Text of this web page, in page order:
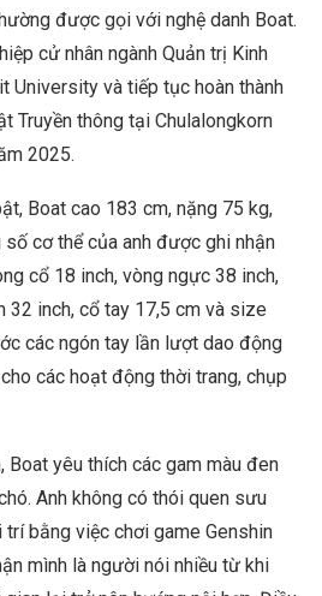
được gọi với nghệ danh Boat.
cử nhân ngành Quản trị Kinh
University và tiếp tục hoàn thành
Truyền thông tại Chulalongkorn
2025.
Boat cao 183 cm, nặng 75 kg,
số cơ thể của anh được ghi nhận
cổ 18 inch, vòng ngực 38 inch,
inch, cổ tay 17,5 cm và size
các ngón tay lần lượt dao động
các hoạt động thời trang, chụp
Boat yêu thích các gam màu đen
Anh không có thói quen sưu
bằng việc chơi game Genshin
mình là người nói nhiều từ khi